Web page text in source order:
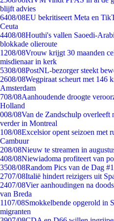
blijft advies
6408/08EU bekritiseert Meta en
Ceuta
4408/08Houthi's vallen Saoedi-
blokkade olieroute
1208/08Vrouw krijgt 30 maanden
misdienaar in kerk
5308/08PostNL-bezorger steekt
2608/08Wegpiraat scheurt met 146
Amsterdam
708/08Aanhoudende droogte
Holland
008/08Van de Zandschulp overleeft
verder in Montreal
108/08Excelsior opent seizoen met
Cambuur
208/08Nieuw te streamen in
408/08Niewiadoma profiteert van
3508/08Random Pics van de Dag
2707/08Italië hindert reizigers uit
2407/08Vier aanhoudingen na
van Breda
1107/08Smokkelbende opgerold in
migranten